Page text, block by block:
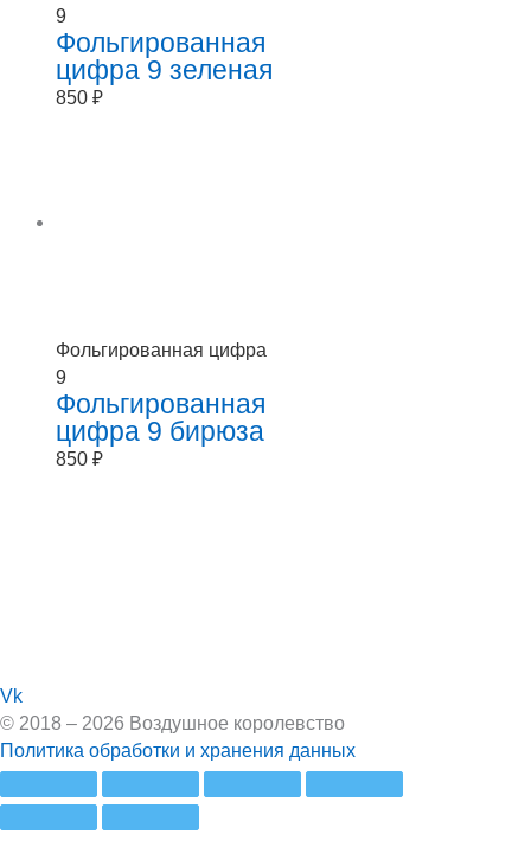
9
Фольгированная
цифра 9 зеленая
850 ₽
Фольгированная цифра
9
Фольгированная
цифра 9 бирюза
850 ₽
Vk
© 2018 – 2026 Воздушное королевство
Политика обработки и хранения данных